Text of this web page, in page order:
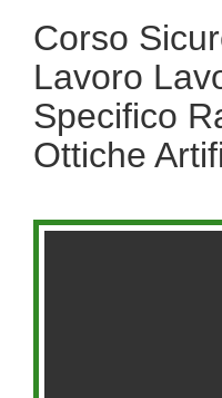
Corso
Lavoro
Specifico
Ottiche